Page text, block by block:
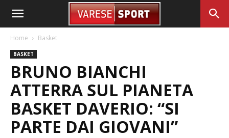
Home Basket
BASKET
BRUNO BIANCHI
ATTERRA SUL PIANETA
BASKET DAVERIO: “SI
PARTE DAI GIOVANI”